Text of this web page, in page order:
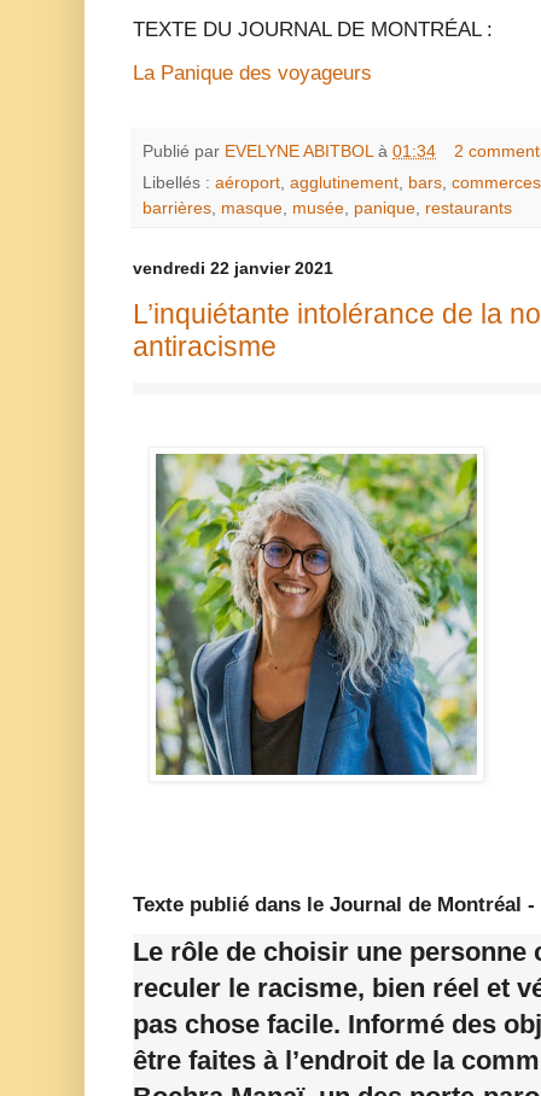
TEXTE DU JOURNAL DE MONTRÉAL :
La Panique des voyageurs
Publié par EVELYNE ABITBOL à 01:34
2
Libellés : aéroport, agglutinement, bars, commerces
barrières, masque, musée, panique, restaurants
vendredi 22 janvier 2021
L’inquiétante intolérance de la
antiracisme
Texte publié dans le Journal de Montréal
Le rôle de choisir une personne
reculer le racisme, bien réel et
pas chose facile. Informé des
être faites à l’endroit de la